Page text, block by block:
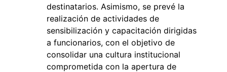
destinatarios. Asimismo, se prevé la
realización de actividades de
sensibilización y capacitación dirigidas
a funcionarios, con el objetivo de
consolidar una cultura institucional
comprometida con la apertura de